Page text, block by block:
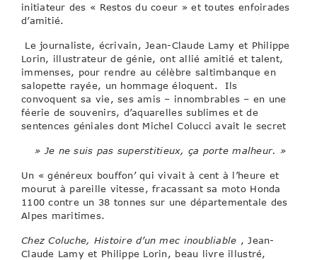
initiateur des « Restos du coeur » et toutes enfoirades
d’amitié.
Le journaliste, écrivain, Jean-Claude Lamy et Philippe
Lorin, illustrateur de génie, ont allié amitié et talent,
immenses, pour rendre au célèbre saltimbanque en
salopette rayée, un hommage éloquent. Ils
convoquent sa vie, ses amis – innombrables – en une
féerie de souvenirs, d’aquarelles sublimes et de
sentences géniales dont Michel Colucci avait le secret
» Je ne suis pas superstitieux, ça porte malheur. »
Un « généreux bouffon’ qui vivait à cent à l’heure et
mourut à pareille vitesse, fracassant sa moto Honda
1100 contre un 38 tonnes sur une départementale des
Alpes maritimes.
Chez Coluche, Histoire d’un mec inoubliable , Jean-
Claude Lamy et Philippe Lorin, beau livre illustré,